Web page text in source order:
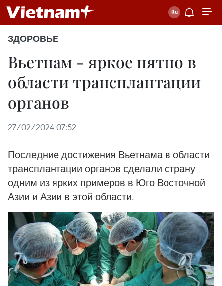
ЗДОРОВЬЕ
Вьетнам - яркое пятно в
области трансплантации
органов
27/02/2024 07:52
Последние достижения Вьетнама в области
трансплантации органов сделали страну
одним из ярких примеров в Юго-Восточной
Азии и Азии в этой области.